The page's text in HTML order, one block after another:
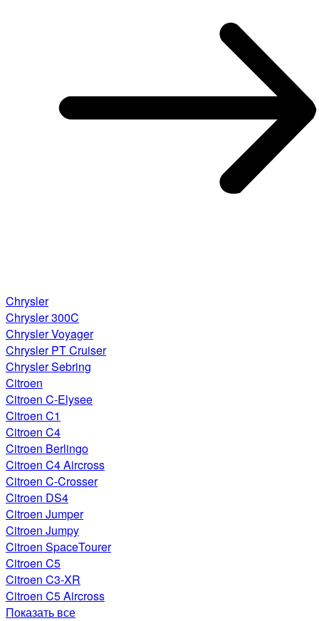
Chrysler
Chrysler 300C
Chrysler Voyager
Chrysler PT Cruiser
Chrysler Sebring
Citroen
Citroen C-Elysee
Citroen C1
Citroen C4
Citroen Berlingo
Citroen C4 Aircross
Citroen C-Crosser
Citroen DS4
Citroen Jumper
Citroen Jumpy
Citroen SpaceTourer
Citroen C5
Citroen C3-XR
Citroen C5 Aircross
Показать все